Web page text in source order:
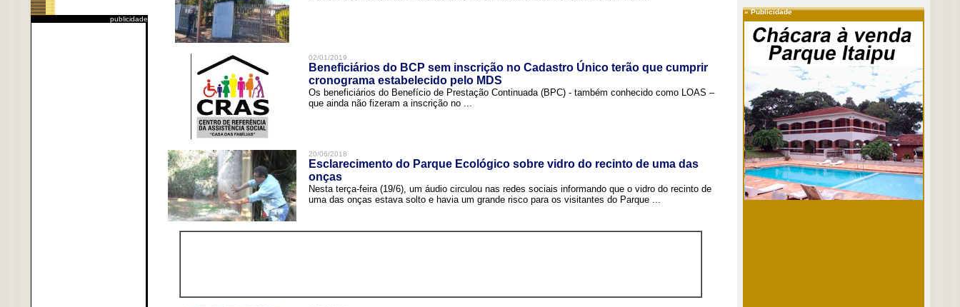
publicidade
02/01/2019
Beneficiários do BCP sem inscrição no Cadastro Único terão que cumprir
cronograma estabelecido pelo MDS
Os beneficiários do Benefício de Prestação Continuada (BPC) - também conhecido como LOAS –
que ainda não fizeram a inscrição no ...
20/06/2018
Esclarecimento do Parque Ecológico sobre vidro do recinto de uma das
onças
Nesta terça-feira (19/6), um áudio circulou nas redes sociais informando que o vidro do recinto de
uma das onças estava solto e havia um grande risco para os visitantes do Parque ...
»Publicidade